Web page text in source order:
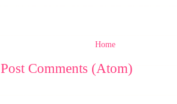
Home
Post Comments (Atom)